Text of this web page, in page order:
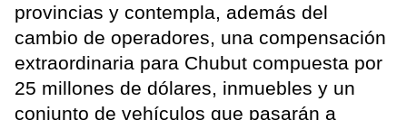
provincias y contempla, además del
cambio de operadores, una compensación
extraordinaria para Chubut compuesta por
25 millones de dólares, inmuebles y un
conjunto de vehículos que pasarán a